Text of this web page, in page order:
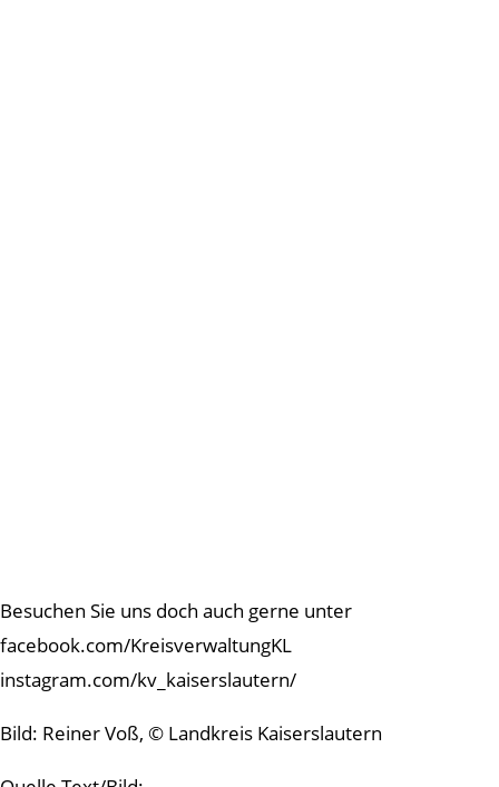
Besuchen Sie uns doch auch gerne unter
facebook.com/KreisverwaltungKL
instagram.com/kv_kaiserslautern/
Bild: Reiner Voß, © Landkreis Kaiserslautern